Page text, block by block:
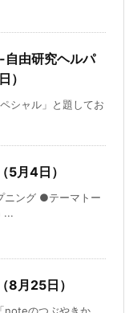
自由研究ヘルパ
）
シャル」と題してお
5月4日）
ニング ●テーマトー
...
8月25日）
noteのつぶやきか